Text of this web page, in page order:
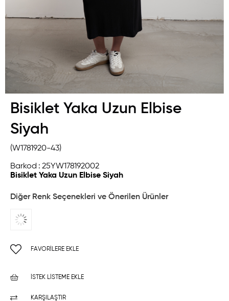
Bisiklet Yaka Uzun Elbise
Siyah
(W1781920-43)
Barkod : 25YW178192002
Bisiklet Yaka Uzun Elbise Siyah
Diğer Renk Seçenekleri ve Önerilen Ürünler
FAVORILERE EKLE
İSTEK LISTEME EKLE
KARŞILAŞTIR